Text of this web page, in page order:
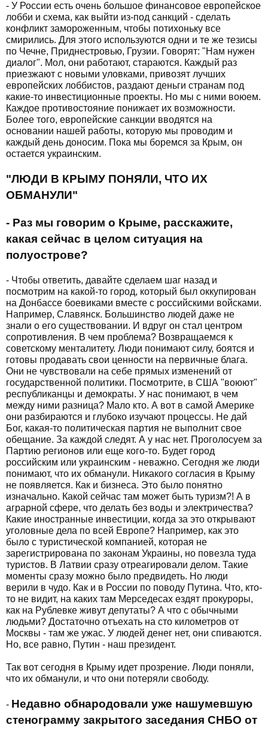
- У России есть очень большое финансовое европейское
лобби и схема, как выйти из-под санкций - сделать
конфликт замороженным, чтобы потихоньку все
смирились. Для этого используются одни и те же тезисы
по Чечне, Приднестровью, Грузии. Говорят: "Нам нужен
диалог". Мол, они работают, стараются. Каждый раз
приезжают с новыми уловками, привозят лучших
европейских лоббистов, раздают деньги странам под
какие-то инвестиционные проекты. Но мы с ними воюем.
Каждое противостояние понижает их возможности.
Более того, европейские санкции вводятся на
основании нашей работы, которую мы проводим и
каждый день доносим. Пока мы боремся за Крым, он
остается украинским.
"ЛЮДИ В КРЫМУ ПОНЯЛИ, ЧТО ИХ
ОБМАНУЛИ"
- Раз мы говорим о Крыме, расскажите,
какая сейчас в целом ситуация на
полуострове?
- Чтобы ответить, давайте сделаем шаг назад и
посмотрим на какой-то город, который был оккупирован
на Донбассе боевиками вместе с российскими войсками.
Например, Славянск. Большинство людей даже не
знали о его существовании. И вдруг он стал центром
сопротивления. В чем проблема? Возвращаемся к
советскому менталитету. Люди понимают силу, боятся и
готовы продавать свои ценности на первичные блага.
Они не чувствовали на себе прямых изменений от
государственной политики. Посмотрите, в США "воюют"
республиканцы и демократы. У нас понимают, в чем
между ними разница? Мало кто. А вот в самой Америке
они разбираются и глубоко изучают процессы. Не дай
Бог, какая-то политическая партия не выполнит свое
обещание. За каждой следят. А у нас нет. Проголосуем за
Партию регионов или еще кого-то. Будет город
российским или украинским - неважно. Сегодня же люди
понимают, что их обманули. Никакого согласия в Крыму
не появляется. Как и бизнеса. Это было понятно
изначально. Какой сейчас там может быть туризм?! А в
аграрной сфере, что делать без воды и электричества?
Какие иностранные инвестиции, когда за это открывают
уголовные дела по всей Европе? Например, как это
было с туристической компанией, которая не
зарегистрирована по законам Украины, но повезла туда
туристов. В Латвии сразу отреагировали делом. Такие
моменты сразу можно было предвидеть. Но люди
верили в чудо. Как и в России по поводу Путина. Что, кто-
то не видит, на каких там Мерседесах ездят прокуроры,
как на Рублевке живут депутаты? А что с обычными
людьми? Достаточно отъехать на сто километров от
Москвы - там же ужас. У людей денег нет, они спиваются.
Но, все равно, Путин - наш президент.
Так вот сегодня в Крыму идет прозрение. Люди поняли,
что их обманули, и что они потеряли свободу.
- Недавно обнародовали уже нашумевшую
стенограмму закрытого заседания СНБО от